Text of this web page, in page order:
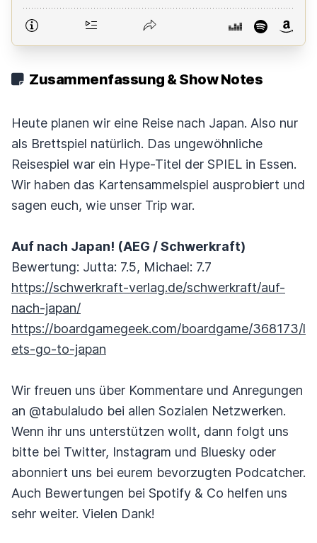
Zusammenfassung & Show Notes
Heute planen wir eine Reise nach Japan. Also nur
als Brettspiel natürlich. Das ungewöhnliche
Reisespiel war ein Hype-Titel der SPIEL in Essen.
Wir haben das Kartensammelspiel ausprobiert und
sagen euch, wie unser Trip war.
Auf nach Japan! (AEG / Schwerkraft)
Bewertung: Jutta: 7.5, Michael: 7.7
https://schwerkraft-verlag.de/schwerkraft/auf-
nach-japan/
https://boardgamegeek.com/boardgame/368173/l
ets-go-to-japan
Wir freuen uns über Kommentare und Anregungen
an @tabulaludo bei allen Sozialen Netzwerken.
Wenn ihr uns unterstützen wollt, dann folgt uns
bitte bei Twitter, Instagram und Bluesky oder
abonniert uns bei eurem bevorzugten Podcatcher.
Auch Bewertungen bei Spotify & Co helfen uns
sehr weiter. Vielen Dank!